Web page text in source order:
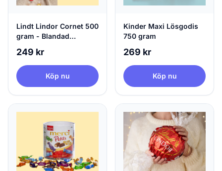
Lindt Lindor Cornet 500
gram - Blandad
249 kr
Köp nu
Kinder Maxi Lösgodis
750 gram
269 kr
Köp nu